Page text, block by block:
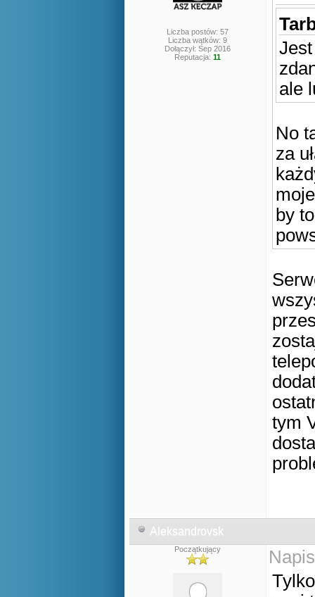
Liczba postów: 57
Liczba wątków: 9
Dołączył: Sep 2016
Reputacja: 11
ale
No
za
by
tym
Aleksandrovsk
Początkujący